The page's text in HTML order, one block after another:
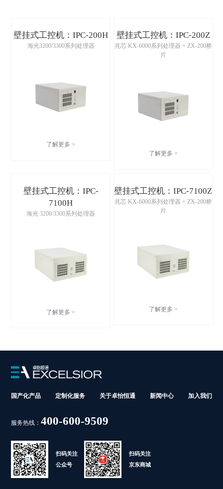
壁挂式工控机：IPC-200H
海光3200/3300系列处理器
了解更多 >
壁挂式工控机：IPC-200Z
兆芯 KX-6000系列处理器 + ZX-200桥
片
了解更多 >
壁挂式工控机：IPC-
7100H
海光 3200/3300系列处理器
了解更多 >
壁挂式工控机：IPC-7100Z
兆芯 KX-6000系列处理器 + ZX-200桥
片
了解更多 >
国产化产品 定制化服务 关于卓怡恒通 新闻中心 加入我们
服务热线：400-600-9509
扫码关注
公众号
扫码关注
京东商城